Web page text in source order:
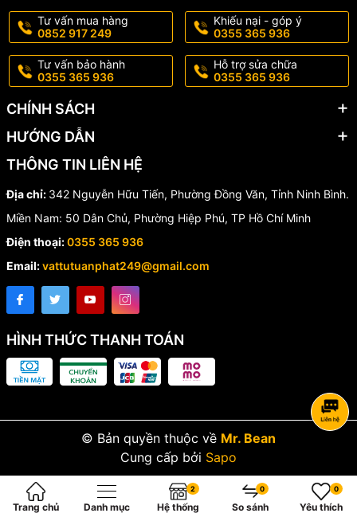
Tư vấn mua hàng
0852 917 249
Khiếu nại - góp ý
0355 365 936
Tư vấn bảo hành
0355 365 936
Hỗ trợ sửa chữa
0355 365 936
CHÍNH SÁCH
HƯỚNG DẪN
THÔNG TIN LIÊN HỆ
Địa chỉ: 342 Nguyễn Hữu Tiến, Phường Đồng Văn, Tỉnh Ninh Bình.
Miền Nam: 50 Dân Chủ, Phường Hiệp Phú, TP Hồ Chí Minh
Điện thoại:0355 365 936
Email:vattutuanphat249@gmail.com
HÌNH THỨC THANH TOÁN
© Bản quyền thuộc về Mr. Bean
Cung cấp bởi Sapo
Trang chủ Danh mục
2
Hệ thống
0
So sánh
0
Yêu thích